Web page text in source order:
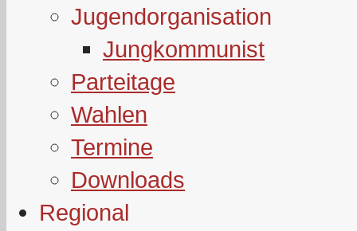
Jugendorganisation
Jungkommunist
Parteitage
Wahlen
Termine
Downloads
Regional